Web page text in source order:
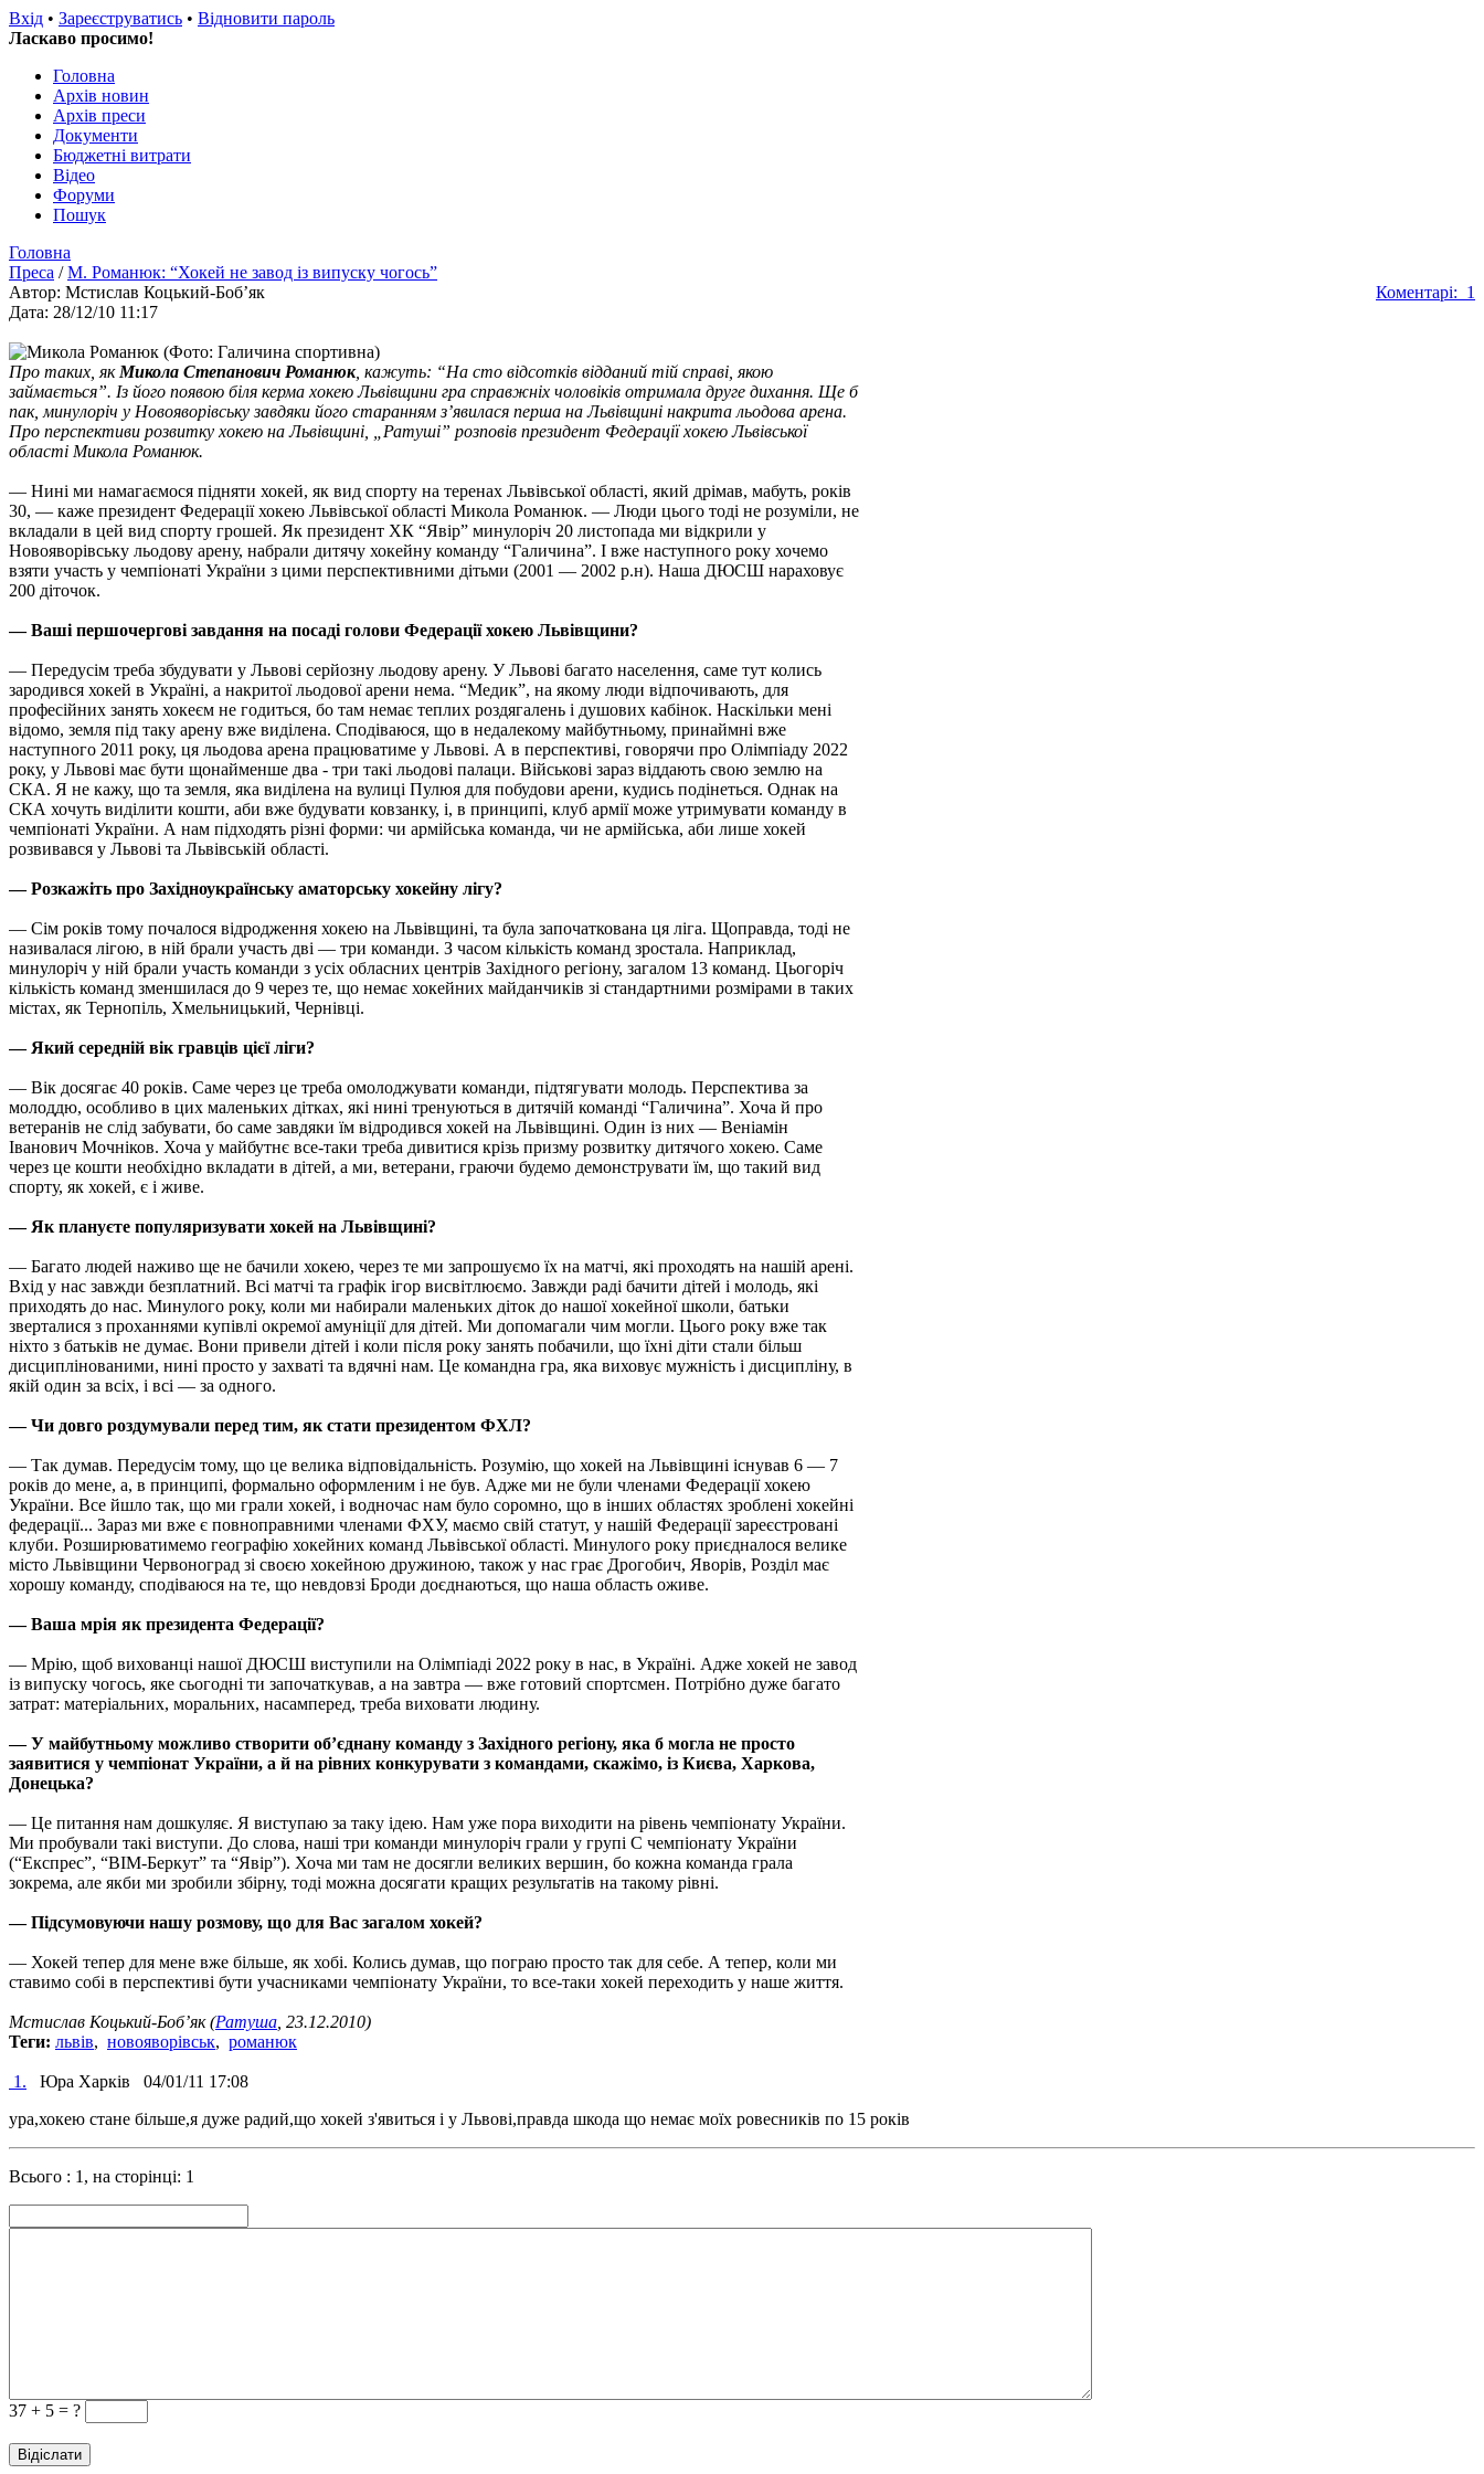
Вхід • Зареєструватись • Відновити пароль
Ласкаво просимо!
Головна
Архів новин
Архів преси
Документи
Бюджетні витрати
Відео
Форуми
Пошук
Головна
Преса /М. Романюк: “Хокей не завод із випуску чогось”
Коментарі: 1
Автор: Мстислав Коцький-Боб’як
Дата: 28/12/10 11:17
Про таких, як Микола Степанович Романюк, кажуть: “На сто відсотків відданий тій справі, якою
займається”. Із його появою біля керма хокею Львівщини гра справжніх чоловіків отримала друге дихання. Ще б
пак, минулоріч у Новояворівську завдяки його старанням з’явилася перша на Львівщині накрита льодова арена.
Про перспективи розвитку хокею на Львівщині, „Ратуші” розповів президент Федерації хокею Львівської
області Микола Романюк.
— Нині ми намагаємося підняти хокей, як вид спорту на теренах Львівської області, який дрімав, мабуть, років
30, — каже президент Федерації хокею Львівської області Микола Романюк. — Люди цього тоді не розуміли, не
вкладали в цей вид спорту грошей. Як президент ХК “Явір” минулоріч 20 листопада ми відкрили у
Новояворівську льодову арену, набрали дитячу хокейну команду “Галичина”. І вже наступного року хочемо
взяти участь у чемпіонаті України з цими перспективними дітьми (2001 — 2002 р.н). Наша ДЮСШ нараховує
200 діточок.
— Ваші першочергові завдання на посаді голови Федерації хокею Львівщини?
— Передусім треба збудувати у Львові серйозну льодову арену. У Львові багато населення, саме тут колись
зародився хокей в Україні, а накритої льодової арени нема. “Медик”, на якому люди відпочивають, для
професійних занять хокеєм не годиться, бо там немає теплих роздягалень і душових кабінок. Наскільки мені
відомо, земля під таку арену вже виділена. Сподіваюся, що в недалекому майбутньому, принаймні вже
наступного 2011 року, ця льодова арена працюватиме у Львові. А в перспективі, говорячи про Олімпіаду 2022
року, у Львові має бути щонайменше два - три такі льодові палаци. Військові зараз віддають свою землю на
СКА. Я не кажу, що та земля, яка виділена на вулиці Пулюя для побудови арени, кудись подінеться. Однак на
СКА хочуть виділити кошти, аби вже будувати ковзанку, і, в принципі, клуб армії може утримувати команду в
чемпіонаті України. А нам підходять різні форми: чи армійська команда, чи не армійська, аби лише хокей
розвивався у Львові та Львівській області.
— Розкажіть про Західноукраїнську аматорську хокейну лігу?
— Сім років тому почалося відродження хокею на Львівщині, та була започаткована ця ліга. Щоправда, тоді не
називалася лігою, в ній брали участь дві — три команди. З часом кількість команд зростала. Наприклад,
минулоріч у ній брали участь команди з усіх обласних центрів Західного регіону, загалом 13 команд. Цьогоріч
кількість команд зменшилася до 9 через те, що немає хокейних майданчиків зі стандартними розмірами в таких
містах, як Тернопіль, Хмельницький, Чернівці.
— Який середній вік гравців цієї ліги?
— Вік досягає 40 років. Саме через це треба омолоджувати команди, підтягувати молодь. Перспектива за
молоддю, особливо в цих маленьких дітках, які нині тренуються в дитячій команді “Галичина”. Хоча й про
ветеранів не слід забувати, бо саме завдяки їм відродився хокей на Львівщині. Один із них — Веніамін
Іванович Мочніков. Хоча у майбутнє все-таки треба дивитися крізь призму розвитку дитячого хокею. Саме
через це кошти необхідно вкладати в дітей, а ми, ветерани, граючи будемо демонструвати їм, що такий вид
спорту, як хокей, є і живе.
— Як плануєте популяризувати хокей на Львівщині?
— Багато людей наживо ще не бачили хокею, через те ми запрошуємо їх на матчі, які проходять на нашій арені.
Вхід у нас завжди безплатний. Всі матчі та графік ігор висвітлюємо. Завжди раді бачити дітей і молодь, які
приходять до нас. Минулого року, коли ми набирали маленьких діток до нашої хокейної школи, батьки
зверталися з проханнями купівлі окремої амуніції для дітей. Ми допомагали чим могли. Цього року вже так
ніхто з батьків не думає. Вони привели дітей і коли після року занять побачили, що їхні діти стали більш
дисциплінованими, нині просто у захваті та вдячні нам. Це командна гра, яка виховує мужність і дисципліну, в
якій один за всіх, і всі — за одного.
— Чи довго роздумували перед тим, як стати президентом ФХЛ?
— Так думав. Передусім тому, що це велика відповідальність. Розумію, що хокей на Львівщині існував 6 — 7
років до мене, а, в принципі, формально оформленим і не був. Адже ми не були членами Федерації хокею
України. Все йшло так, що ми грали хокей, і водночас нам було соромно, що в інших областях зроблені хокейні
федерації... Зараз ми вже є повноправними членами ФХУ, маємо свій статут, у нашій Федерації зареєстровані
клуби. Розширюватимемо географію хокейних команд Львівської області. Минулого року приєдналося велике
місто Львівщини Червоноград зі своєю хокейною дружиною, також у нас грає Дрогобич, Яворів, Розділ має
хорошу команду, сподіваюся на те, що невдовзі Броди доєднаються, що наша область оживе.
— Ваша мрія як президента Федерації?
— Мрію, щоб вихованці нашої ДЮСШ виступили на Олімпіаді 2022 року в нас, в Україні. Адже хокей не завод
із випуску чогось, яке сьогодні ти започаткував, а на завтра — вже готовий спортсмен. Потрібно дуже багато
затрат: матеріальних, моральних, насамперед, треба виховати людину.
— У майбутньому можливо створити об’єднану команду з Західного регіону, яка б могла не просто
заявитися у чемпіонат України, а й на рівних конкурувати з командами, скажімо, із Києва, Харкова,
Донецька?
— Це питання нам дошкуляє. Я виступаю за таку ідею. Нам уже пора виходити на рівень чемпіонату України.
Ми пробували такі виступи. До слова, наші три команди минулоріч грали у групі С чемпіонату України
(“Експрес”, “ВІМ-Беркут” та “Явір”). Хоча ми там не досягли великих вершин, бо кожна команда грала
зокрема, але якби ми зробили збірну, тоді можна досягати кращих результатів на такому рівні.
— Підсумовуючи нашу розмову, що для Вас загалом хокей?
— Хокей тепер для мене вже більше, як хобі. Колись думав, що пограю просто так для себе. А тепер, коли ми
ставимо собі в перспективі бути учасниками чемпіонату України, то все-таки хокей переходить у наше життя.
Мстислав Коцький-Боб’як (Ратуша , 23.12.2010)
Теги: львів, новояворівськ, романюк
1. Юра Харків 04/01/11 17:08
ура,хокею стане більше,я дуже радий,що хокей з'явиться і у Львові,правда шкода що немає моїх ровесників по 15 років
Всього : 1, на сторінці: 1
37 + 5 = ?